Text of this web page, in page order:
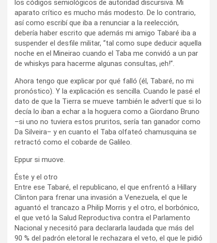
los códigos semiológicos de autoridad discursiva. Mi
aparato crítico es mucho más modesto. De lo contrario,
así como escribí que iba a renunciar a la reelección,
debería haber escrito que además mi amigo Tabaré iba a
suspender el desfile militar, “tal como supe deducir aquella
noche en el Mineirao cuando el Taba me convidó a un par
de whiskys para hacerme algunas consultas, ¡eh!”.
Ahora tengo que explicar por qué falló (él, Tabaré, no mi
pronóstico). Y la explicación es sencilla. Cuando le pasé el
dato de que la Tierra se mueve también le advertí que si lo
decía lo iban a echar a la hoguera como a Giordano Bruno
–si uno no tuviera estos pruritos, sería tan ganador como
Da Silveira– y en cuanto el Taba olfateó chamusquina se
retractó como el cobarde de Galileo.
Eppur si muove.
Éste y el otro
Entre ese Tabaré, el republicano, el que enfrentó a Hillary
Clinton para frenar una invasión a Venezuela, el que le
aguantó el trancazo a Philip Morris y el otro, el borbónico,
el que vetó la Salud Reproductiva contra el Parlamento
Nacional y necesitó para declararla laudada que más del
90 % del padrón eletoral le rechazara el veto, el que le pidió